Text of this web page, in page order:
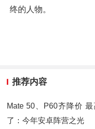
终的人物。
推荐内容
Mate 50、P60齐降价
了：今年安卓阵营之光